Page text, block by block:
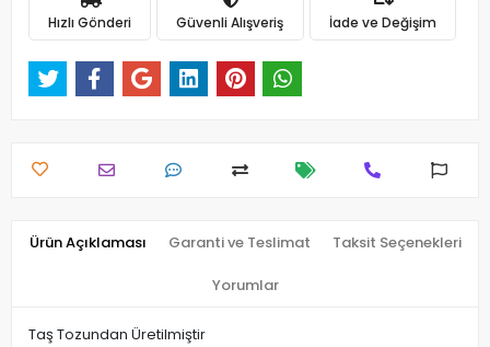
Hızlı Gönderi Güvenli Alışveriş İade ve Değişim
Ürün Açıklaması Garanti ve Teslimat Taksit Seçenekleri
Yorumlar
Taş Tozundan Üretilmiştir